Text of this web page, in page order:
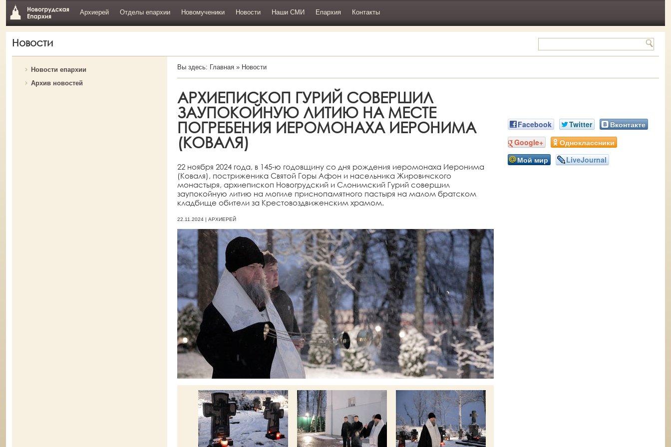
Архиерей Отделы епархии Новомученики Новости Наши СМИ Епархия Контакты
Новости
Новости епархии
Архив новостей
Вы здесь: Главная» Новости
АРХИЕПИСКОП ГУРИЙ СОВЕРШИЛ
ЗАУПОКОЙНУЮ ЛИТИЮ НА МЕСТЕ
ПОГРЕБЕНИЯ ИЕРОМОНАХА ИЕРОНИМА
(КОВАЛЯ)
22 ноября 2024 года, в 145-ю годовщину со дня рождения иеромонаха Иеронима
(Коваля), постриженика Святой Горы Афон и насельника Жировичского
монастыря, архиепископ Новогрудский и Слонимский Гурий совершил
заупокойную литию на могиле приснопамятного пастыря на малом братском
кладбище обители за Крестовоздвиженским храмом.
22.11.2024 | АРХИЕРЕЙ
Facebook Twitter
Вконтакте
Google+
Одноклассники
Мой мир
LiveJournal